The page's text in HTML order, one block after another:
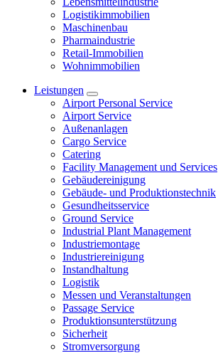
Logistikimmobilien
Maschinenbau
Pharmaindustrie
Retail-Immobilien
Wohnimmobilien
Leistungen
Airport Personal Service
Airport Service
Außenanlagen
Cargo Service
Catering
Facility Management und Services
Gebäudereinigung
Gebäude- und Produktionstechnik
Gesundheitsservice
Ground Service
Industrial Plant Management
Industriemontage
Industriereinigung
Instandhaltung
Logistik
Messen und Veranstaltungen
Passage Service
Produktionsunterstützung
Sicherheit
Stromversorgung